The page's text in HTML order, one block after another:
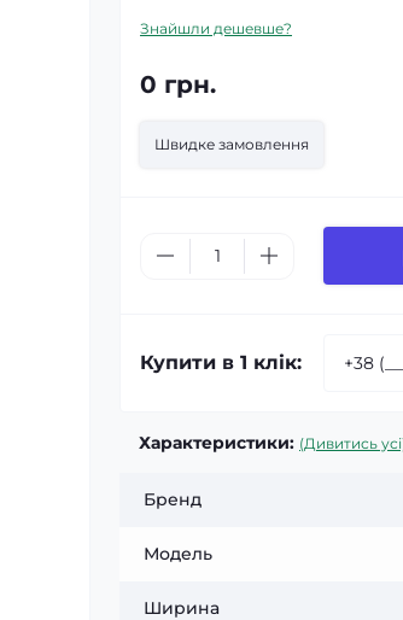
Знайшли дешевше?
0 грн.
Швидке замовлення
Купити в 1 клік:
Характеристики: (Дивитись
Бренд
Модель
Ширина